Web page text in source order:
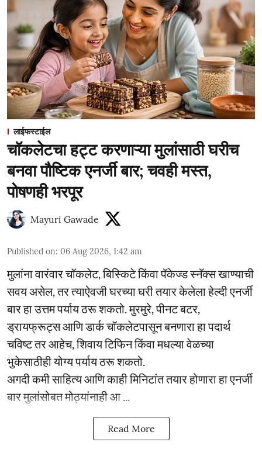
लाईफस्टाईल
चॉकलेटचा हट्ट करणाऱ्या मुलांसाठी घरीच
बनवा पौष्टिक एनर्जी बार; चवही मस्त,
पोषणही भरपूर
Mayuri Gawade
Published on: 06 Aug 2026, 1:42 am
मुलांना वारंवार चॉकलेट, बिस्किटे किंवा पॅकेज्ड स्नॅक्स खाण्याची
सवय असेल, तर त्याऐवजी घरच्या घरी तयार केलेला हेल्दी एनर्जी
बार हा उत्तम पर्याय ठरू शकतो. मुरमुरे, पीनट बटर,
ड्रायफ्रूट्स आणि डार्क चॉकलेटपासून बनणारा हा पदार्थ
चविष्ट तर आहेच, शिवाय टिफिन किंवा मधल्या वेळच्या
भुकेसाठीही योग्य पर्याय ठरू शकतो.
अगदी कमी साहित्य आणि काही मिनिटांत तयार होणारा हा एनर्जी
बार मुलांसोबत मोठ्यांनाही आ ...
Read More